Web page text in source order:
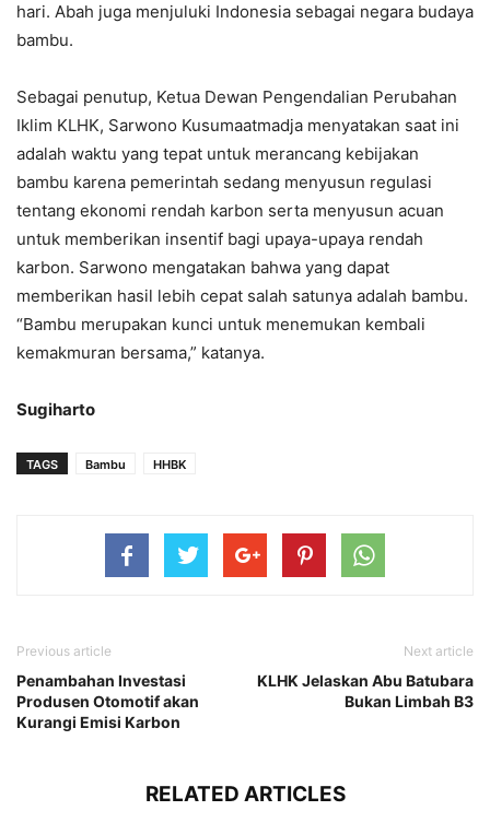
hari. Abah juga menjuluki Indonesia sebagai negara budaya
bambu.
Sebagai penutup, Ketua Dewan Pengendalian Perubahan
Iklim KLHK, Sarwono Kusumaatmadja menyatakan saat ini
adalah waktu yang tepat untuk merancang kebijakan
bambu karena pemerintah sedang menyusun regulasi
tentang ekonomi rendah karbon serta menyusun acuan
untuk memberikan insentif bagi upaya-upaya rendah
karbon. Sarwono mengatakan bahwa yang dapat
memberikan hasil lebih cepat salah satunya adalah bambu.
“Bambu merupakan kunci untuk menemukan kembali
kemakmuran bersama,” katanya.
Sugiharto
TAGS Bambu HHBK
Previous article
Penambahan Investasi
Produsen Otomotif akan
Kurangi Emisi Karbon
Next article
KLHK Jelaskan Abu Batubara
Bukan Limbah B3
RELATED ARTICLES